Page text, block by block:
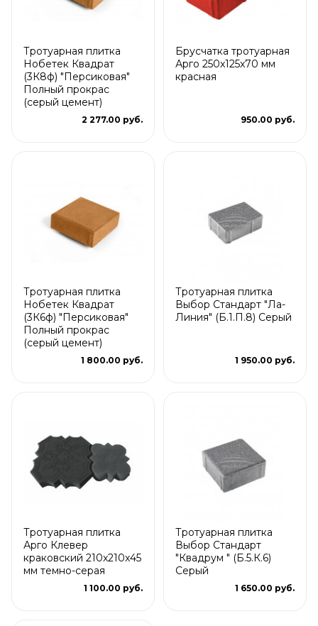
Тротуарная плитка
Нобетек Квадрат
(3К8ф) "Персиковая"
Полный прокрас
(серый цемент)
2 277.00 руб.
Брусчатка тротуарная
Арго 250x125x70 мм
красная
950.00 руб.
Тротуарная плитка
Нобетек Квадрат
(3К6ф) "Персиковая"
Полный прокрас
(серый цемент)
1 800.00 руб.
Тротуарная плитка
Выбор Стандарт "Ла-
Линия" (Б.1.П.8) Серый
1 950.00 руб.
Тротуарная плитка
Арго Клевер
краковский 210x210x45
мм темно-серая
1 100.00 руб.
Тротуарная плитка
Выбор Стандарт
"Квадрум " (Б.5.К.6)
Серый
1 650.00 руб.